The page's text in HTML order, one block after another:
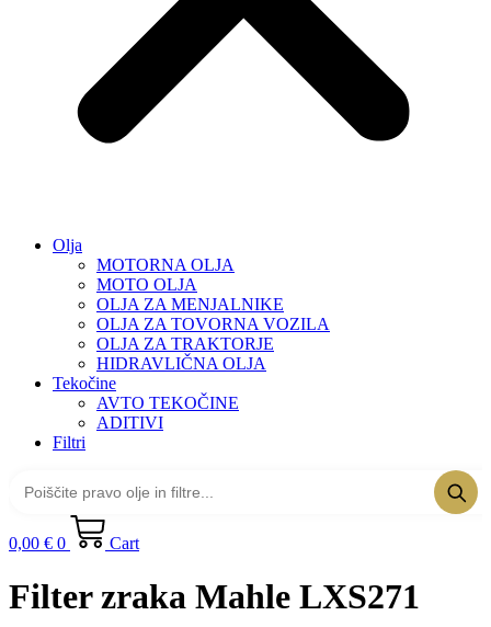
Olja
MOTORNA OLJA
MOTO OLJA
OLJA ZA MENJALNIKE
OLJA ZA TOVORNA VOZILA
OLJA ZA TRAKTORJE
HIDRAVLIČNA OLJA
Tekočine
AVTO TEKOČINE
ADITIVI
Filtri
0,00 € 0 Cart
Filter zraka Mahle LXS271